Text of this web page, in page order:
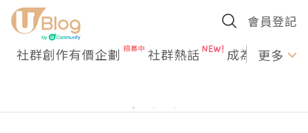
會員登記
社群創作有價企劃 社群熱話 成為U更多